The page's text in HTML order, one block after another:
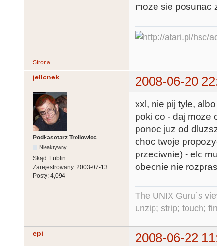
moze sie posunac
Strona
jellonek 2008-06-20
Podkasetarz Trollowiec
Nieaktywny
Skąd: Lublin
Zarejestrowany: 2003-07-13
Posty: 4,094
xxl, nie pij tyle,
poki co - daj moze
ponoc juz od
choc twoje
przeciwnie) - elc
obecnie nie
The UNIX Guru`s
unzip; strip; touch;
epi 2008-06-22